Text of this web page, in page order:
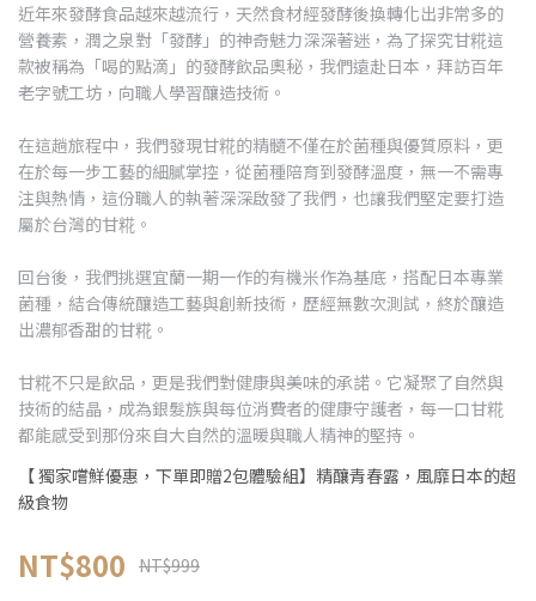
近年來發酵食品越來越流行，天然食材經發酵後換轉化出非常多的
營養素，潤之泉對「發酵」的神奇魅力深深著迷，為了探究甘糀這
款被稱為「喝的點滴」的發酵飲品奧秘，我們遠赴日本，拜訪百年
老字號工坊，向職人學習釀造技術。
在這趟旅程中，我們發現甘糀的精髓不僅在於菌種與優質原料，更
在於每一步工藝的細膩掌控，從菌種陪育到發酵溫度，無一不需專
注與熱情，這份職人的執著深深啟發了我們，也讓我們堅定要打造
屬於台灣的甘糀。
回台後，我們挑選宜蘭一期一作的有機米作為基底，搭配日本專業
菌種，結合傳統釀造工藝與創新技術，歷經無數次測試，終於釀造
出濃郁香甜的甘糀。
甘糀不只是飲品，更是我們對健康與美味的承諾。它凝聚了自然與
技術的結晶，成為銀髮族與每位消費者的健康守護者，每一口甘糀
都能感受到那份來自大自然的溫暖與職人精神的堅持。
【 獨家嚐鮮優惠，下單即贈2包體驗組】精釀青春露，風靡日本的超
級食物
NT$800 NT$999